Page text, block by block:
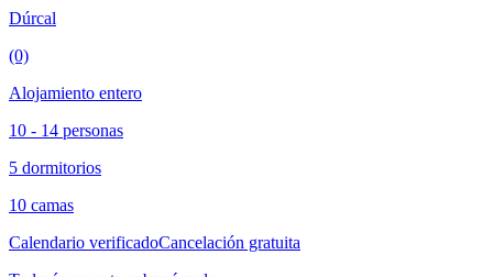
Dúrcal
(0)
Alojamiento entero
10 - 14 personas
5 dormitorios
10 camas
Calendario verificadoCancelación gratuita